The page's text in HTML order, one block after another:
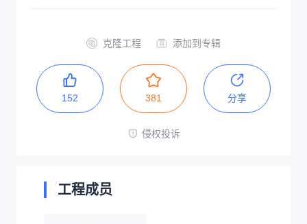
克隆工程 添加到专辑
152 381 分享
侵权投诉
工程成员